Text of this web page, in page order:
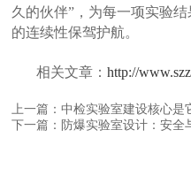
久的伙伴”，为每一项实验
的连续性保驾护航。
相关文章：http://
上一篇：中检实验室建设核心是
下一篇：防爆实验室设计：安全